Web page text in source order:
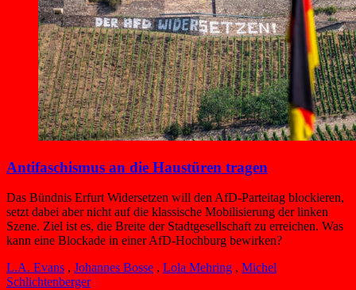
Antifaschismus an die Haustüren tragen
Das Bündnis Erfurt Widersetzen will den AfD-Parteitag blockieren,
setzt dabei aber nicht auf die klassische Mobilisierung der linken
Szene. Ziel ist es, die Breite der Stadtgesellschaft zu erreichen. Was
kann eine Blockade in einer AfD-Hochburg bewirken?
L.A. Evans , Johannes Bosse , Lola Mehring , Michel
Schlichtenberger